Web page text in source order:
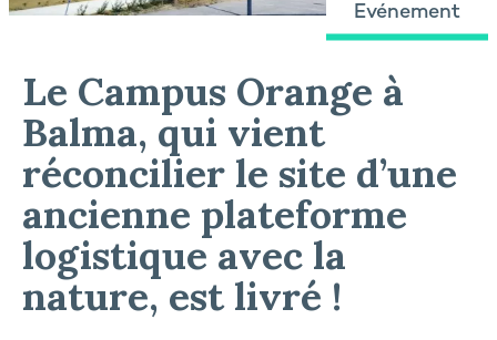
Evénement
Le Campus Orange à
Balma, qui vient
réconcilier le site d’une
ancienne plateforme
logistique avec la
nature, est livré !